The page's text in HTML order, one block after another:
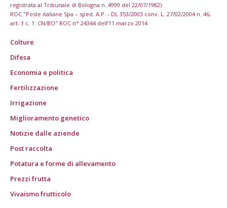
registrata al Tribunale di Bologna n. 4999 del 22/07/1982)
ROC "Poste italiane Spa – sped. A.P. - DL 353/2003 conv. L. 27/02/2004 n. 46,
art. 1 c. 1: CN/BO" ROC n° 24344 dell’11 marzo 2014
Colture
Difesa
Economia e politica
Fertilizzazione
Irrigazione
Miglioramento genetico
Notizie dalle aziende
Post raccolta
Potatura e forme di allevamento
Prezzi frutta
Vivaismo frutticolo